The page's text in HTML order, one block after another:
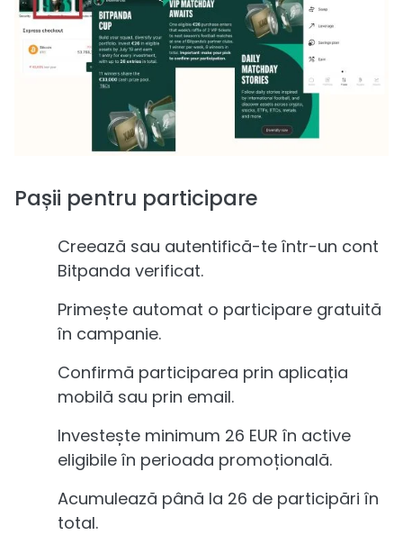
Pașii pentru participare
Creează sau autentifică-te într-un cont
Bitpanda verificat.
Primește automat o participare gratuită
în campanie.
Confirmă participarea prin aplicația
mobilă sau prin email.
Investește minimum 26 EUR în active
eligibile în perioada promoțională.
Acumulează până la 26 de participări în
total.